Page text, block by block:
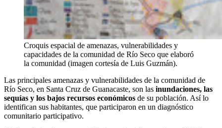
Croquis espacial de amenazas, vulnerabilidades y
capacidades de la comunidad de Río Seco que elaboró
la comunidad (imagen cortesía de Luis Guzmán).
Las principales amenazas y vulnerabilidades de la comunidad de
Río Seco, en Santa Cruz de Guanacaste, son las inundaciones, las
sequías y los bajos recursos económicos de su población. Así lo
identifican sus habitantes, que participaron en un diagnóstico
comunitario participativo.